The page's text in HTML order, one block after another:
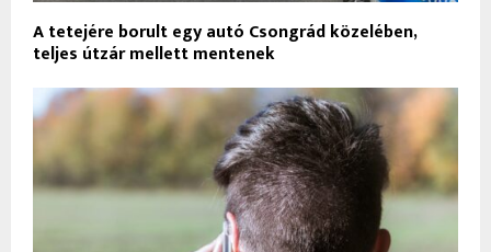
A tetejére borult egy autó Csongrád közelében,
teljes útzár mellett mentenek